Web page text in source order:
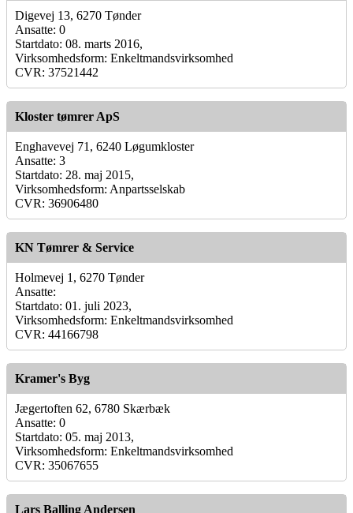
Digevej 13, 6270 Tønder
Ansatte: 0
Startdato: 08. marts 2016,
Virksomhedsform: Enkeltmandsvirksomhed
CVR: 37521442
Kloster tømrer ApS
Enghavevej 71, 6240 Løgumkloster
Ansatte: 3
Startdato: 28. maj 2015,
Virksomhedsform: Anpartsselskab
CVR: 36906480
KN Tømrer & Service
Holmevej 1, 6270 Tønder
Ansatte:
Startdato: 01. juli 2023,
Virksomhedsform: Enkeltmandsvirksomhed
CVR: 44166798
Kramer's Byg
Jægertoften 62, 6780 Skærbæk
Ansatte: 0
Startdato: 05. maj 2013,
Virksomhedsform: Enkeltmandsvirksomhed
CVR: 35067655
Lars Balling Andersen